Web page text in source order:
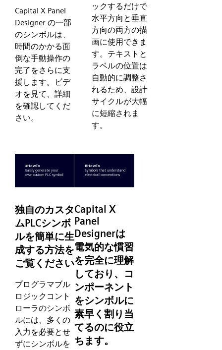
Capital X Panel
Designer の一部
のシンボルは、
時間のかかる面
倒な手動操作の
完了をさらに支
援します。ビデ
オを見て、詳細
を確認してくだ
さい。
ックするだけで
水平方向と垂直
方向の両方の描
画に使用できま
す。テキストと
ラベルの位置は
自動的に調整さ
れるため、設計
サイクルが大幅
に短縮されま
す。
独自のカスタ
ムPLCシンボ
ルを簡単に生
成する方法を
ご覧ください
プログラマブル
ロジックコント
ローラのシンボ
ルには、多くの
入力を必要とせ
ずにシンボルを
Capital X
Panel
Designerは
電気的な慣習
を完全に理解
しており、コ
ンポーネント
をシンボルに
素早く割り当
てるのに役立
ちます。